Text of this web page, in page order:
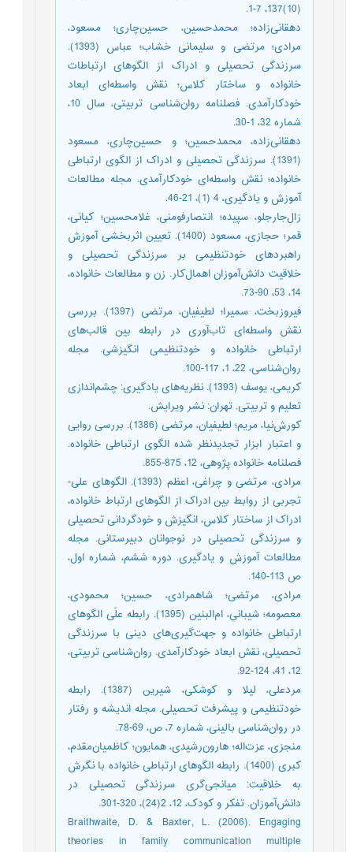
دهقانی‌زاده؛ محمدحسین، حسین‌‌چاری؛ مسعود،
مرادی؛ مرتضی و سلیمانی خشاب؛ عباس (1393).
سرزندگی تحصیلی و ادراک از الگوهای ارتباطات
خانواده و ساختار کلاس؛ نقش واسطه‌ای ابعاد
خودکارآمدی. فصلنامه روان‌شناسی تربیتی، سال 10،
شماره 32، 1-30.
دهقانی‌‌زاده، محمدحسین؛ و حسین‌‌چاری، مسعود
(1391). سرزندگی تحصیلی و ادراک از الگوی ارتباطی
خانواده؛ نقش واسطه‌‌ای خودکارآمدی. مجله‌‌ مطالعات
آموزش و یادگیری، 4 (1)، 21-46.
زال‌‌جارجلو، سپیده؛ انتصارفومنی، غلامحسین؛ کیانی،
قمر؛ حجازی، مسعود (1400). تعیین اثربخشی آموزش
راهبردهای خودتنظیمی بر سرزندگی تحصیلی و
خلاقیت دانش‌آموزان اهمال‌‌کار. زن و مطالعات خانواده،
14، 53، 90-73.
فیروزبخت، سمیرا؛ لطیفیان، مرتضی (1397). بررسی
نقش واسطه‌‌ای تاب‌‌آوری در رابطه‌‌ بین قالب‌‌های
ارتباطی خانواده و خودتنظیمی انگیزشی. مجله
روان‌شناسی، 22، 1، 117-100.
کریمی، یوسف (1393). نظریه‌‌های یادگیری: چشم‌‌اندازی
تعلیم و تربیتی. تهران: نشر ویرایش.
کورش‌‌نیا، مریم؛ لطیفیان، مرتضی (1386). بررسی روایی
و اعتبار ابزار تجدیدنظر شده الگوی ارتباطی خانواده.
فصلنامه خانواده پژوهی، 12، 875-855.
مرادی، مرتضی و چراغی، اعظم (1393). الگوهای علی-
تجربی از روابط بین ادراک از الگوهای ارتباط خانواده،
ادراک از ساختار کلاس، انگیزش و خودگردانی تحصیلی
و سرزندگی تحصیلی در نوجوانان دبیرستانی. مجله
مطالعات آموزش و یادگیری. دوره ششم، شماره اول،
ص 113-140.
مرادی، مرتضی؛ شاهمرادی، حسین؛ محمودی،
معصومه؛ شیبانی، ام‌‌البنین (1395). رابطه‌‌ علّی الگوهای
ارتباطی خانواده و جهت‌‌گیری‌‌های دینی با سرزندگی
تحصیلی، نقش ابعاد خودکارآمدی. روان‌شناسی تربیتی،
12، 41، 124-92.
مردعلی، لیلا و کوشکی، شیرین (1387). رابطه‌‌
خودتنظیمی و پیشرفت تحصیلی. مجله اندیشه و رفتار
در روان‌شناسی بالینی، شماره 7، ص، 69-78.
منجزی، عزت‌اله؛ هارون‌‌رشیدی، همایون؛ کاظمیان‌مقدم،
کبری (1400). رابطه الگوهای ارتباطی خانواده با نگرش
به خلاقیت: میانجی‌‌گری سرزندگی تحصیلی در
دانش‌آموزان. تفکر و کودک، 12، 2(24)، 320-301.
Braithwaite, D. & Baxter, L. (2006). Engaging
theories in family communication multiple